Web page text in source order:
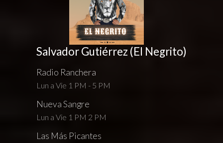
Salvador Gutiérrez (El Negrito)
Radio Ranchera
Lun a Vie 1 PM - 5 PM
Nueva Sangre
Lun a Vie 1 PM 2 PM
Las Más Picantes